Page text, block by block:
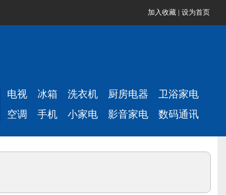
加入收藏 设为首页
电视 冰箱 洗衣机 厨房电器
卫浴家电
空调
手机 小家电 影音家电 数码通讯